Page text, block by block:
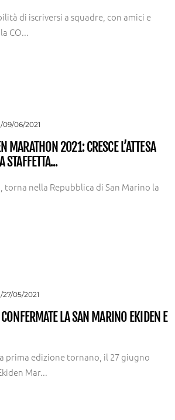
di iscriversi a squadre, con amici e
CO...
09/06/2021
MARATHON 2021: CRESCE L’ATTESA
STAFFETTA...
torna nella Repubblica di San Marino la
27/05/2021
LA SAN MARINO EKIDEN E
prima edizione tornano, il 27 giugno
Mar...